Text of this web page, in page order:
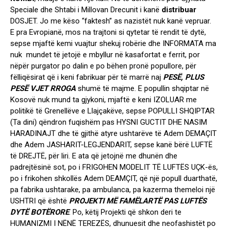
Speciale dhe Shtabi i Millovan Drecunit i kanë distribuar
DOSJET. Jo me këso “faktesh” as nazistët nuk kanë vepruar.
E pra Evropianë, mos na trajtoni si qytetar të rendit të dytë,
sepse mjaftë kemi vuajtur shekuj robërie dhe INFORMATA ma
nuk mundet të jetojë e mbyllur në kasafortat e ferrit, por
nëpër purgator po dalin e po bëhen pronë popullore, për
fëlliqësirat që i keni fabrikuar për të marrë naj PESË, PLUS
PESË VJET RROGA shumë të majme. E popullin shqiptar në
Kosovë nuk mund ta gjykoni, mjaftë e keni IZOLUAR me
politikë të Grenellëve e Llajçakëve, sepse POPULLI SHQIPTAR
(Ta dini) qëndron fuqishëm pas HYSNI GUCTIT DHE NASIM
HARADINAJT dhe të gjithë atyre ushtarëve të Adem DEMAÇIT
dhe Adem JASHARIT-LEGJENDARIT, sepse kanë bërë LUFTË
të DREJTË, për liri. E ata që jetojnë me dhunën dhe
padrejtësinë sot, po i FRIGOHEN MODELIT TË LUFTËS UÇK-ës,
po i frikohen shkollës Adem DEAMÇIT, që një popull duarthatë,
pa fabrika ushtarake, pa ambulanca, pa kazerma themeloi një
USHTRI që është PROJEKTI MË FAMËLARTË PAS LUFTËS
DYTË BOTËRORE. Po, këtij Projekti që shkon deri te
HUMANIZMI I NËNË TEREZËS, dhunuesit dhe neofashistët po